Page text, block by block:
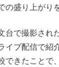
の盛り上がり
台で撮影され
イブ配信で紹
できたことで